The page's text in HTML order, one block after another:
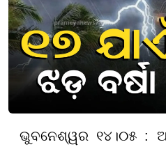
ଭୁବନେଶ୍ୱର ୧୪।୦୫ :